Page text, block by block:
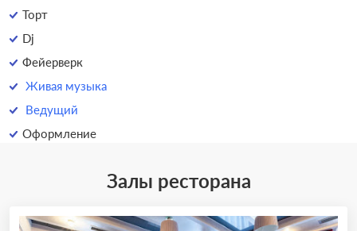
Торт
Dj
Фейерверк
Живая музыка
Ведущий
Оформление
Залы ресторана